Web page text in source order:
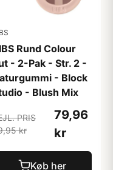
Rund Colour
- 2-Pak - Str. 2 -
- Block
- Blush Mix
PRIS
kr
79,96
kr
Køb her